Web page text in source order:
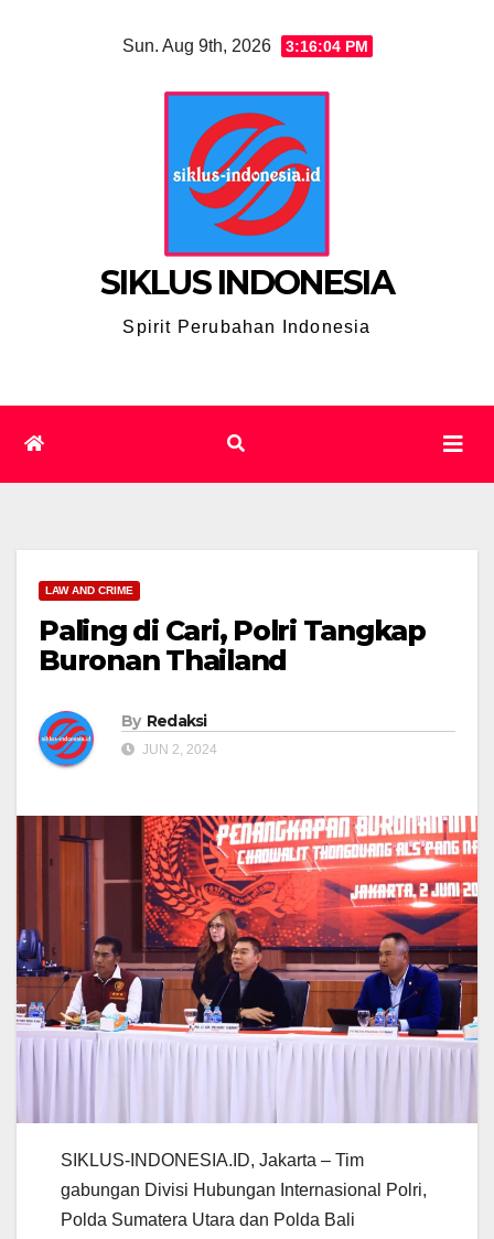
Sun. Aug 9th, 2026 3:16:05 PM
SIKLUS INDONESIA
Spirit Perubahan Indonesia
LAW AND CRIME
Paling di Cari, Polri Tangkap
Buronan Thailand
By Redaksi
JUN 2, 2024
SIKLUS-INDONESIA.ID, Jakarta – Tim
gabungan Divisi Hubungan Internasional Polri,
Polda Sumatera Utara dan Polda Bali